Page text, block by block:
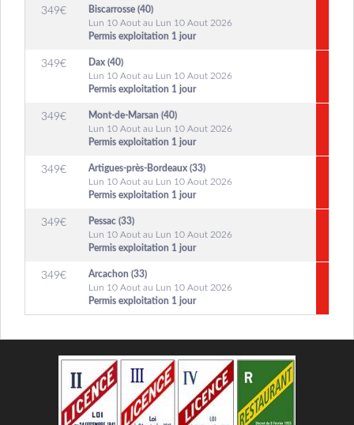
349€
Biscarrosse (40)
Lun 10 Aout au Lun 10 Aout 2026
Permis exploitation 1 jour
349€
Dax (40)
Lun 10 Aout au Lun 10 Aout 2026
Permis exploitation 1 jour
349€
Mont-de-Marsan (40)
Lun 10 Aout au Lun 10 Aout 2026
Permis exploitation 1 jour
349€
Artigues-près-Bordeaux (33)
Lun 10 Aout au Lun 10 Aout 2026
Permis exploitation 1 jour
349€
Pessac (33)
Lun 10 Aout au Lun 10 Aout 2026
Permis exploitation 1 jour
349€
Arcachon (33)
Lun 10 Aout au Lun 10 Aout 2026
Permis exploitation 1 jour